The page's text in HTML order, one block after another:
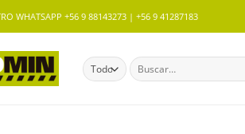
WHATSAPP +56 9 88143273 | +56 9 41287183
Buscar
por: